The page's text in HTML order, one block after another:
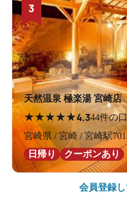
3
天然温泉 極楽湯 宮崎店
★★★★★4.344件の
宮崎県 / 宮崎 / 宮崎駅
日帰り
クーポンあり
会員登録